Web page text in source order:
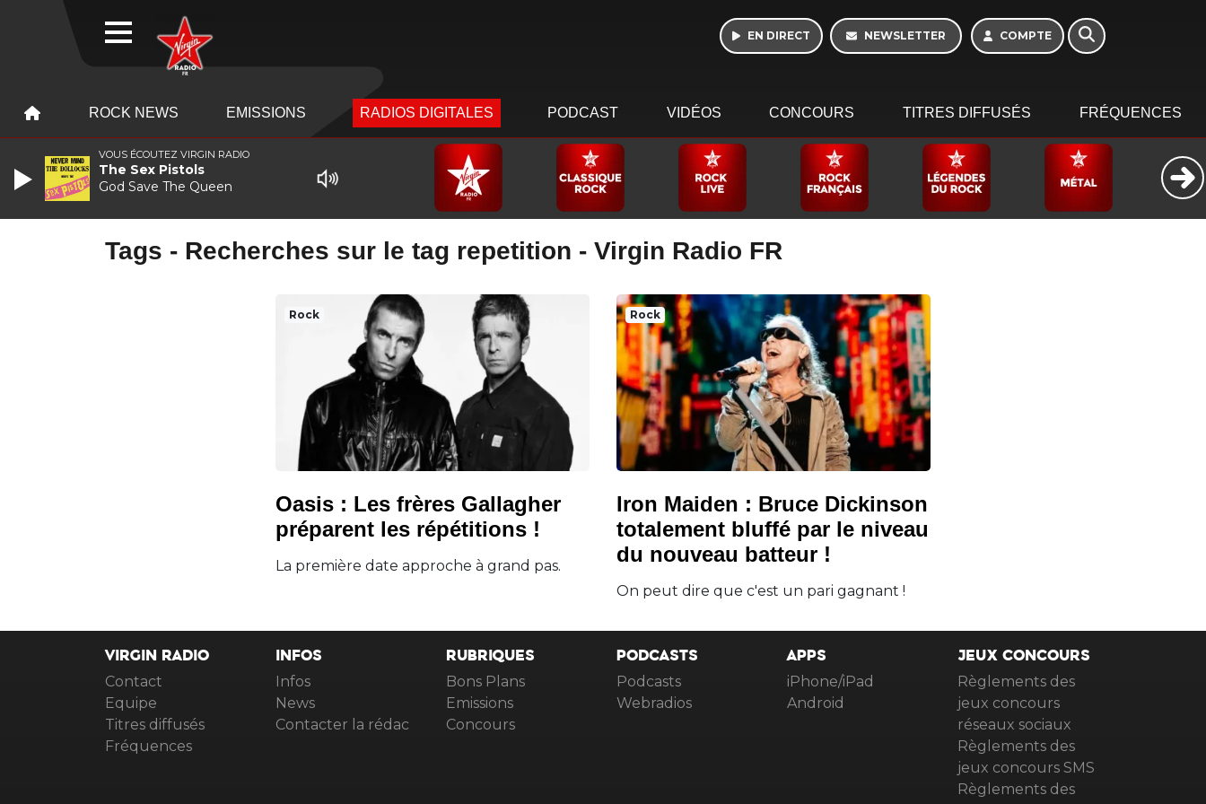
EN DIRECT NEWSLETTER COMPTE
ROCK NEWS EMISSIONS RADIOS DIGITALES PODCAST VIDÉOS CONCOURS TITRES DIFFUSÉS FRÉQUENCES
Tags - Recherches sur le tag repetition - Virgin Radio FR
Rock
Oasis : Les frères Gallagher
préparent les répétitions !
La première date approche à grand pas.
Rock
Iron Maiden : Bruce Dickinson
totalement bluffé par le niveau
du nouveau batteur !
On peut dire que c'est un pari gagnant !
VIRGIN RADIO
Contact
Equipe
Titres diffusés
Fréquences
INFOS
Infos
News
Contacter la rédac
RUBRIQUES
Bons Plans
Emissions
Concours
PODCASTS
Podcasts
Webradios
APPS
iPhone/iPad
Android
JEUX CONCOURS
Règlements des
jeux concours
réseaux sociaux
Règlements des
jeux concours SMS
Règlements des
VOUS ÉCOUTEZ VIRGIN RADIO
The Sex Pistols
God Save The Queen
WEBRADIO
Week-end de 06h à
12h